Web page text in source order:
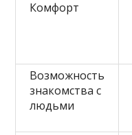
Комфорт
Возможность
знакомства с
людьми